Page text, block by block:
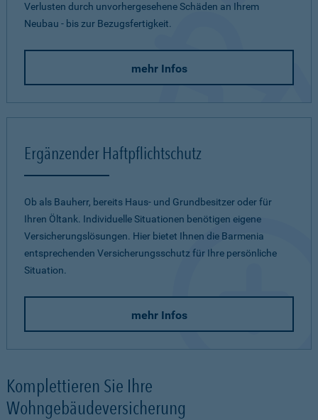
Verlusten durch unvorhergesehene Schäden an Ihrem
Neubau - bis zur Bezugsfertigkeit.
mehr Infos
Ergänzender Haftpflichtschutz
Ob als Bauherr, bereits Haus- und Grundbesitzer oder für
Ihren Öltank. Individuelle Situationen benötigen eigene
Versicherungslösungen. Hier bietet Ihnen die Barmenia
entsprechenden Versicherungsschutz für Ihre persönliche
Situation.
mehr Infos
Komplettieren Sie Ihre
Wohngebäudeversicherung